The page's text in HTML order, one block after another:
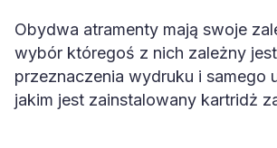
Obydwa atramenty mają swoje
wybór któregoś z nich zależny
przeznaczenia wydruku i samego
jakim jest zainstalowany kartridż